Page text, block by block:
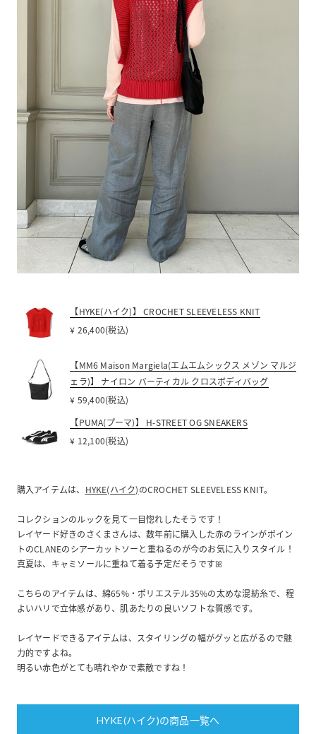
【HYKE(ハイク)】 CROCHET SLEEVELESS KNIT
¥ 26,400(税込)
【MM6 Maison Margiela(エムエムシックス メゾン マルジ
ェラ)】 ナイロン バーティカル クロスボディバッグ
¥ 59,400(税込)
【PUMA(プーマ)】 H-STREET OG SNEAKERS
¥ 12,100(税込)
購入アイテムは、 HYKE(ハイク)のCROCHET SLEEVELESS KNIT。
コレクションのルックを見て一目惚れしたそうです！
レイヤード好きのさくまさんは、数年前に購入した赤のラインがポイン
トのCLANEのシアーカットソーと重ねるのが今のお気に入りスタイル！
真夏は、キャミソールに重ねて着る予定だそうですꕤ
こちらのアイテムは、綿65%・ポリエステル35%の太めな混紡糸で、程
よいハリで立体感があり、肌あたりの良いソフトな質感です。
レイヤードできるアイテムは、スタイリングの幅がグッと広がるので魅
力的ですよね。
明るい赤色がとても晴れやかで素敵ですね！
HYKE(ハイク)の商品一覧へ